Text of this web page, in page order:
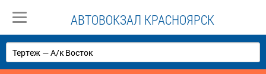
АВТОВОКЗАЛ КРАСНОЯРСК